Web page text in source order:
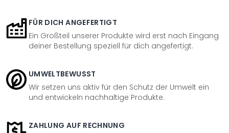
FÜR DICH ANGEFERTIGT
Ein Großteil unserer Produkte wird erst nach Eingang
deiner Bestellung speziell für dich angefertigt.
UMWELTBEWUSST
Wir setzen uns aktiv für den Schutz der Umwelt ein
und entwickeln nachhaltige Produkte.
ZAHLUNG AUF RECHNUNG